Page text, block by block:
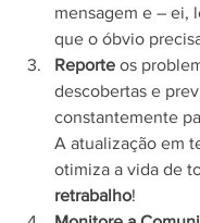
mensagem e – ei,
que o óbvio
Reporte os
descobertas e
constantemente
A atualização em
otimiza a vida de
retrabalho!